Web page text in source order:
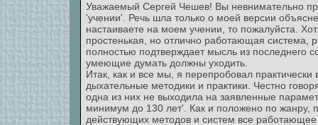
Уважаемый Сергей Чешев! Вы невнимательно
'учении'. Речь шла только о моей версии
настаиваете на моем учении, то пожалуйста.
простенькая, но отлично работающая система,
полностью подтверждает мысль из последнего
умеющие думать должны уходить.
Итак, как и все мы, я перепробовал
дыхательные методики и практики. Честно
одна из них не выходила на заявленные
минимум до 130 лет'. Как и положено по жанру,
действующих методов и систем все